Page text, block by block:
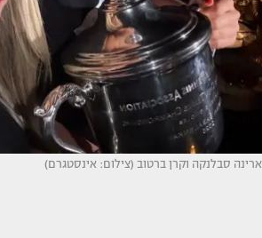
ארינה סבלנקה וקרן ברטוב (צילום: אינסטגרם)